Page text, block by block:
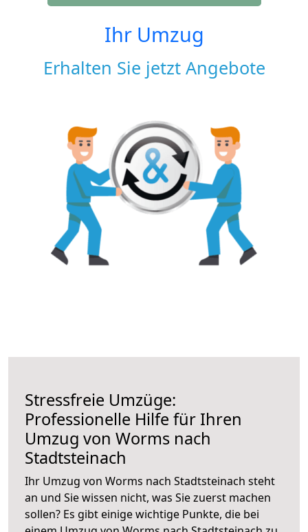
Ihr Umzug
Erhalten Sie jetzt Angebote
Stressfreie Umzüge:
Professionelle Hilfe für Ihren
Umzug von Worms nach
Stadtsteinach
Ihr Umzug von Worms nach Stadtsteinach steht
an und Sie wissen nicht, was Sie zuerst machen
sollen? Es gibt einige wichtige Punkte, die bei